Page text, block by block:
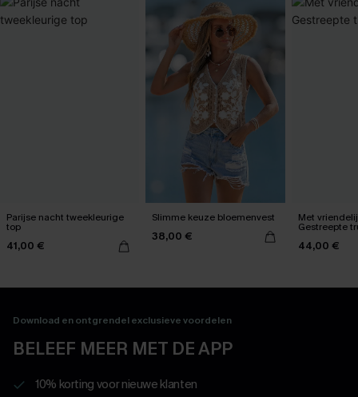
Parijse nacht tweekleurige
top
41,00 €
Slimme keuze bloemenvest
38,00 €
Met
Gestreepte
44,00 €
Download en ontgrendel exclusieve voordelen
BELEEF MEER MET DE APP
10% korting voor nieuwe klanten